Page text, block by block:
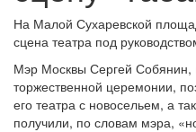
На Малой Сухаревской
сцена театра под
Мэр Москвы Сергей Собянин,
торжественной церемонии,
его театра с новосельем, а
получили, по словам мэра,